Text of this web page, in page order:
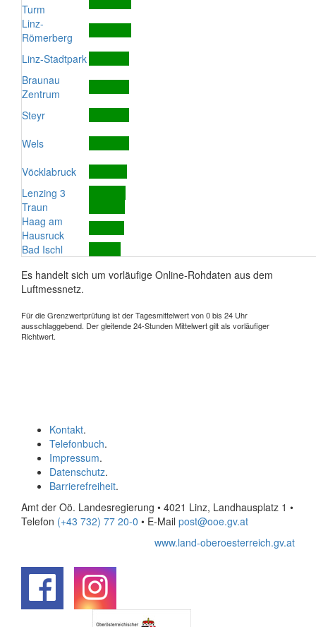
Turm
Linz-
Römerberg
Linz-Stadtpark
Braunau
Zentrum
Steyr
Wels
Vöcklabruck
Lenzing 3
Traun
Haag am
Hausruck
Bad Ischl
Es handelt sich um vorläufige Online-Rohdaten aus dem
Luftmessnetz.
Für die Grenzwertprüfung ist der Tagesmittelwert von 0 bis 24 Uhr
ausschlaggebend. Der gleitende 24-Stunden Mittelwert gilt als vorläufiger
Richtwert.
Kontakt.
Telefonbuch.
Impressum.
Datenschutz.
Barrierefreiheit.
Amt der Oö. Landesregierung • 4021 Linz, Landhausplatz 1 •
Telefon (+43 732) 77 20-0 • E-Mail post@ooe.gv.at
www.land-oberoesterreich.gv.at